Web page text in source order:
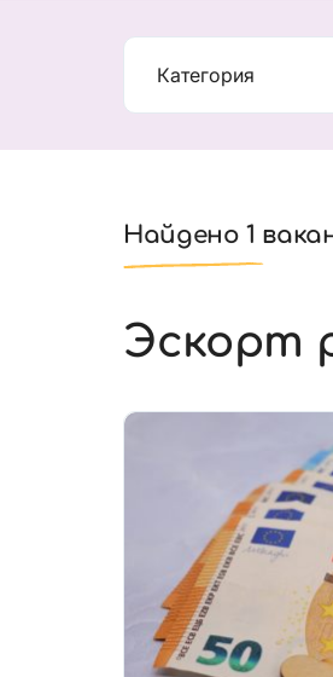
Категория
Найдено 1
Эскорт